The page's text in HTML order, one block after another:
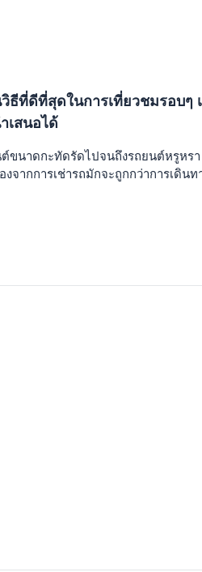
ที่ดีที่สุดในการเที่ยวชมรอบๆ
เสนอได้
นาดกะทัดรัดไปจนถึงรถยนต์หรูหร
ากการเช่ารถมักจะถูกกว่าการเดิน